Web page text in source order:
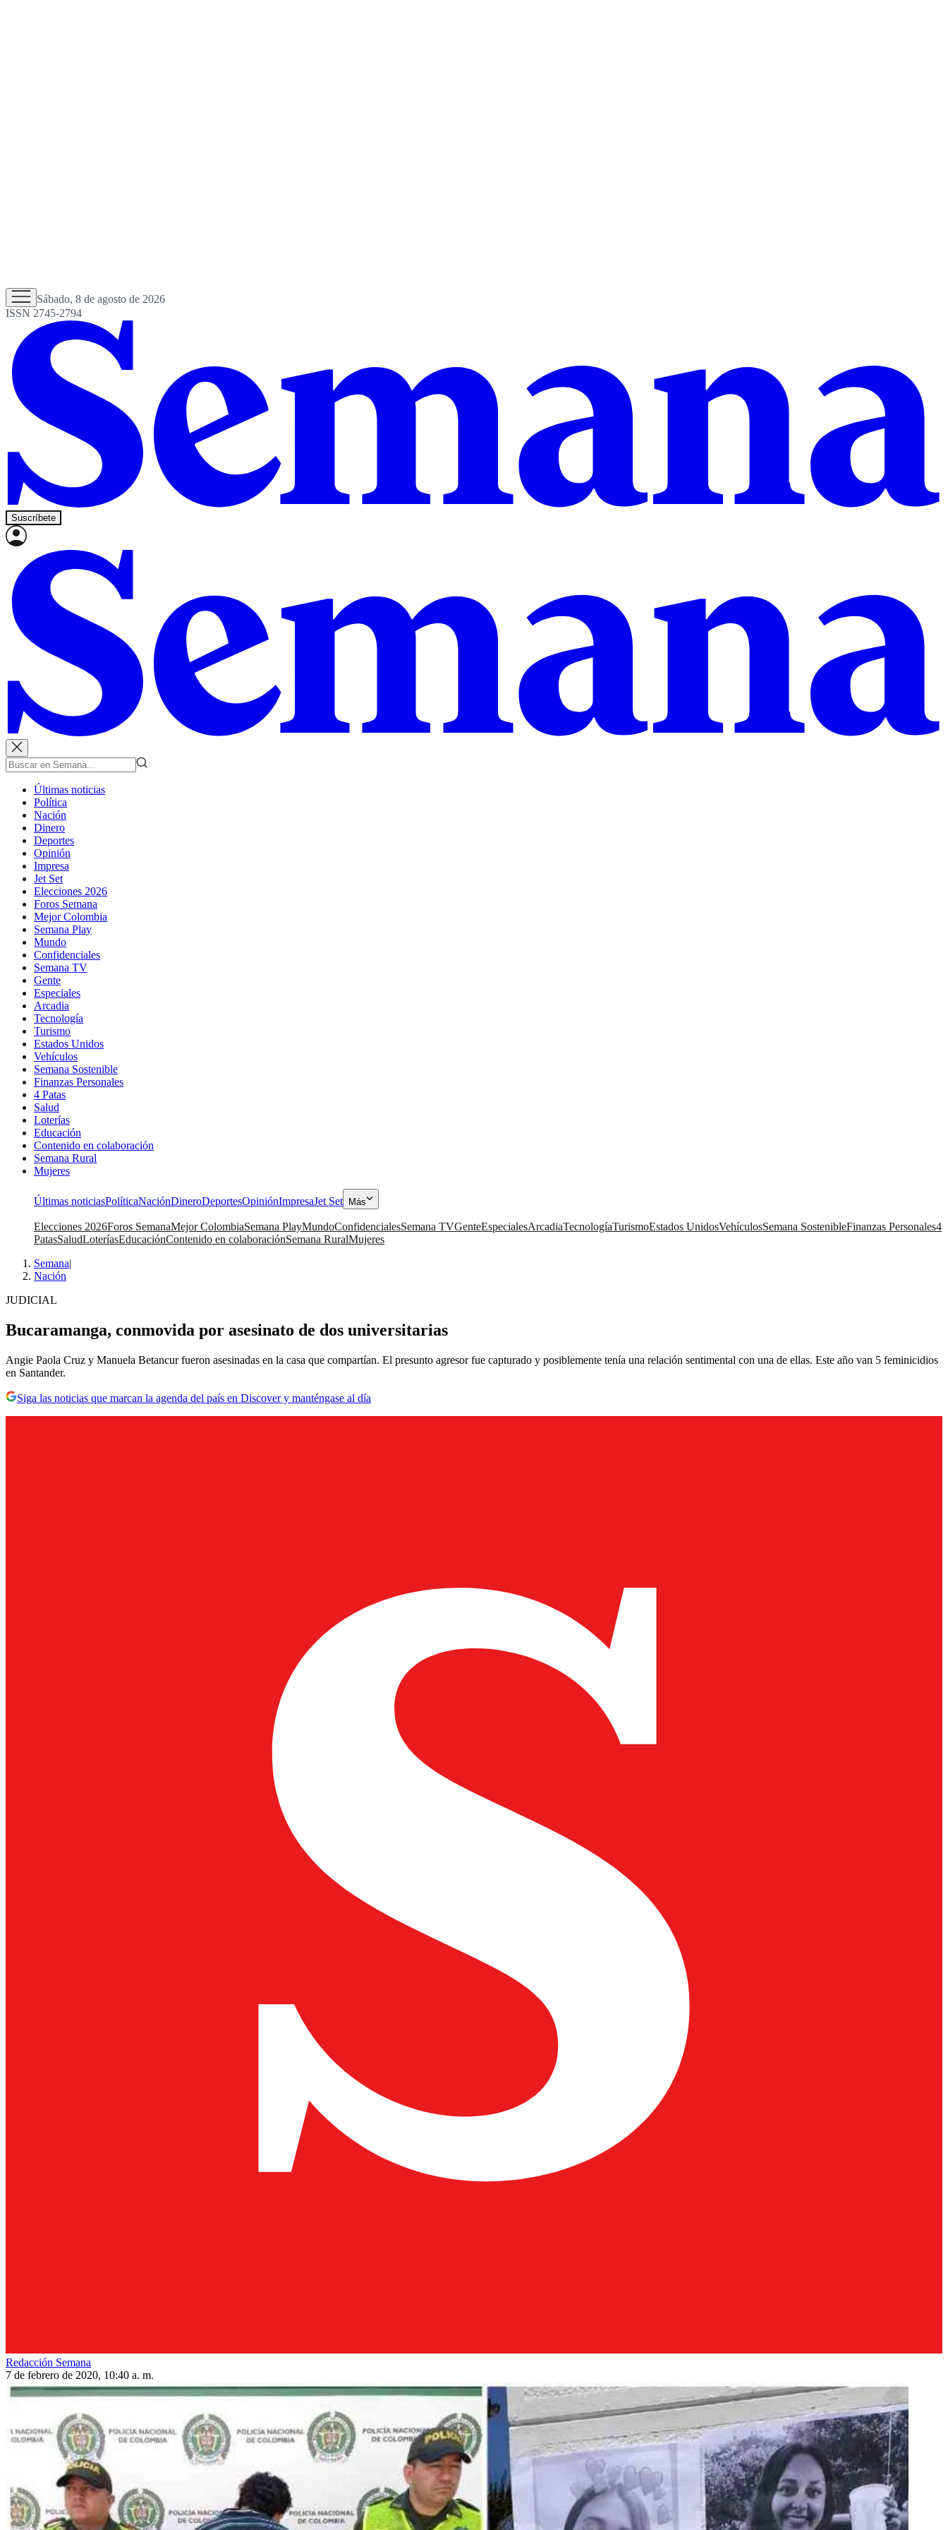
Sábado, 8 de agosto de 2026
ISSN 2745-2794
Suscríbete
Últimas noticias
Política
Nación
Dinero
Deportes
Opinión
Impresa
Jet Set
Elecciones 2026
Foros Semana
Mejor Colombia
Semana Play
Mundo
Confidenciales
Semana TV
Gente
Especiales
Arcadia
Tecnología
Turismo
Estados Unidos
Vehículos
Semana Sostenible
Finanzas Personales
4 Patas
Salud
Loterías
Educación
Contenido en colaboración
Semana Rural
Mujeres
Últimas noticiasPolíticaNaciónDineroDeportesOpiniónImpresaJet Set Más
Elecciones 2026Foros SemanaMejor ColombiaSemana PlayMundoConfidencialesSemana TVGenteEspecialesArcadiaTecnologíaTurismoEstados UnidosVehículosSemana SostenibleFinanzas Personales4
PatasSaludLoteríasEducaciónContenido en colaboraciónSemana RuralMujeres
Semana|
Nación
JUDICIAL
Bucaramanga, conmovida por asesinato de dos universitarias
Angie Paola Cruz y Manuela Betancur fueron asesinadas en la casa que compartían. El presunto agresor fue capturado y posiblemente tenía una relación sentimental con una de ellas. Este año van 5 feminicidios
en Santander.
Siga las noticias que marcan la agenda del país en Discover y manténgase al día
Redacción Semana
7 de febrero de 2020, 10:40 a. m.